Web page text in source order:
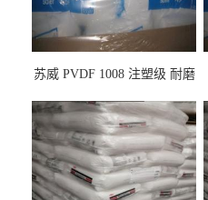
苏威 PVDF 1008 注塑级 耐磨
龙